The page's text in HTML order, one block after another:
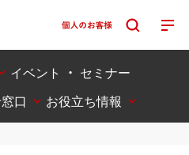
イベント ・ セミナー
口
お役立ち情報